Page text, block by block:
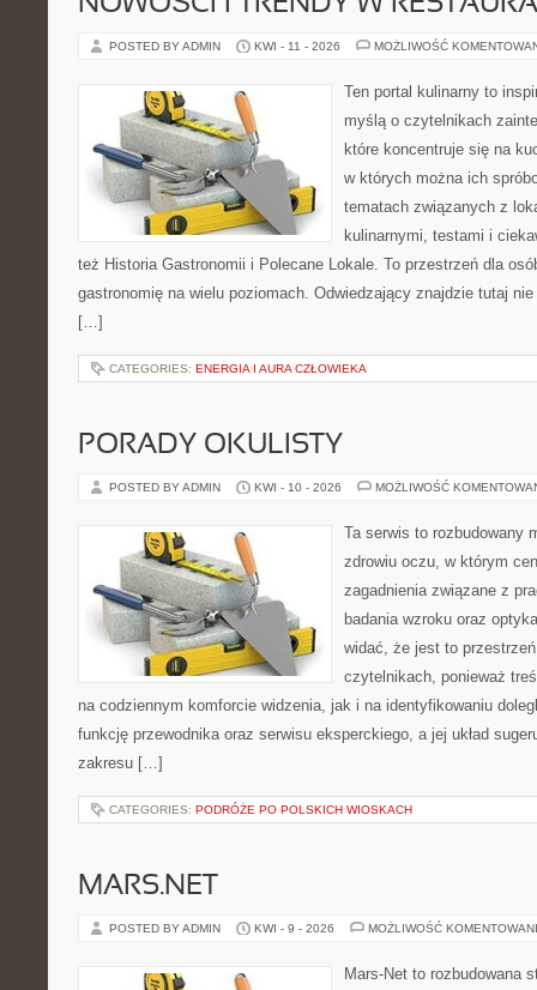
POSTED BY ADMIN KWI - 11 - 2026 MOŻLIWOŚĆ
Ten portal kulinarny to
myślą o czytelnikach
które koncentruje się na
w których można ich
tematach związanych z
kulinarnymi, testami i
też Historia Gastronomii i Polecane Lokale. To przestrzeń dla
gastronomię na wielu poziomach. Odwiedzający znajdzie tutaj
[…]
CATEGORIES: ENERGIA I AURA CZŁOWIEKA
PORADY OKULISTY
POSTED BY ADMIN KWI - 10 - 2026 MOŻLIWOŚĆ
Ta serwis to rozbudowany
zdrowiu oczu, w którym
zagadnienia związane z
badania wzroku oraz
widać, że jest to
czytelnikach, ponieważ
na codziennym komforcie widzenia, jak i na identyfikowaniu
funkcję przewodnika oraz serwisu eksperckiego, a jej układ
zakresu […]
CATEGORIES: PODRÓŻE PO POLSKICH WIOSKACH
MARS.NET
POSTED BY ADMIN KWI - 9 - 2026 MOŻLIWOŚĆ
Mars-Net to rozbudowana